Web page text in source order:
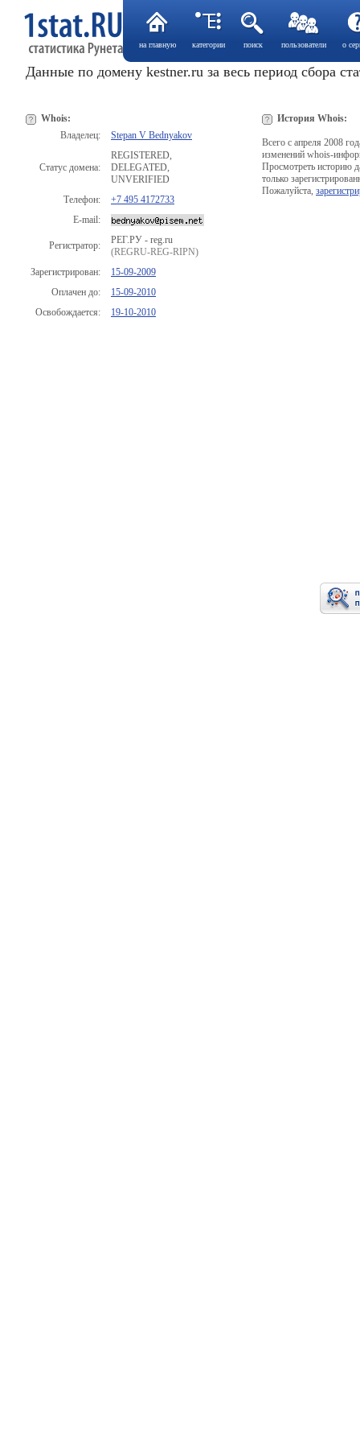
на главную категории поиск пользователи о
Данные по домену kestner.ru за весь период сбора
Whois:
Владелец:
Stepan V Bednyakov
Статус домена:
REGISTERED,
DELEGATED,
UNVERIFIED
Телефон:
+7 495 4172733
E-mail:
Регистратор:
РЕГ.РУ - reg.ru
(REGRU-REG-RIPN)
Зарегистрирован:
15-09-2009
Оплачен до:
15-09-2010
Освобождается:
19-10-2010
История Whois:
Всего с апреля 2008
изменений whois-
Просмотреть историю
только
Пожалуйста,